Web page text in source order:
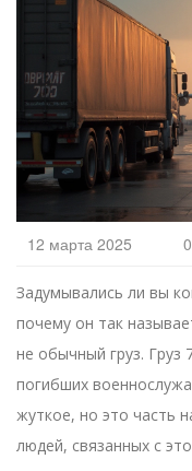
12 марта 2025
Задумывались ли вы
почему он так
не обычный груз. Груз
погибших
жуткое, но это часть
людей, связанных с